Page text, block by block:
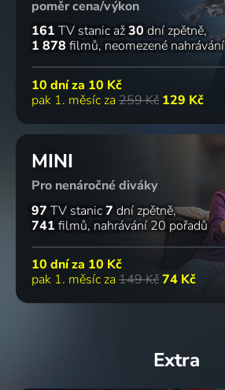
poměr cena/výkon
161 TV stanic až30 dní zpětně
1 878 filmů neomezené nahrávání
10 dní za 10 Kč
pak 1. měsíc za 259 Kč 129 Kč
MINI
Pro nenáročné diváky
97 TV stanic7 dní zpětně
741 filmů nahrávání 20 pořadů
10 dní za 10 Kč
pak 1. měsíc za 149 Kč74 Kč
Extra